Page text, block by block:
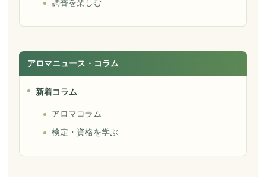
調香を楽しむ
アロマニュース・コラム
新着コラム
アロマコラム
検定・資格を学ぶ